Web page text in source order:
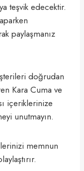
teşvik edecektir.
paylaşmanız
doğrudan
Kara Cuma ve
içeriklerinize
unutmayın.
memnun